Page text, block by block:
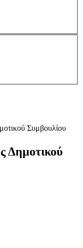
Συμβουλίου
Δημοτικού